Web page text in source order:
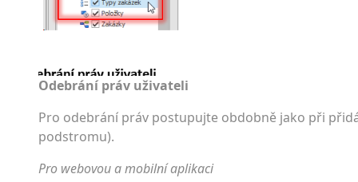
Odebrání práv uživateli
Pro odebrání práv postupujte obdobně jako při
podstromu).
Pro webovou a mobilní aplikaci